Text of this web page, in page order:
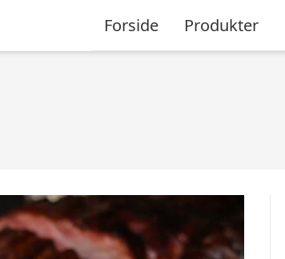
Forside Produkter